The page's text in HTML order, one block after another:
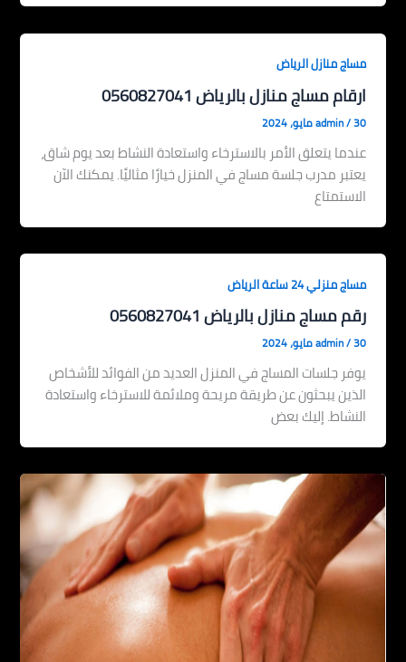
مساج منازل الرياض
ارقام مساج منازل بالرياض 0560827041
admin/30 مايو، 2024
عندما يتعلق الأمر بالاسترخاء واستعادة النشاط بعد يوم شاق،
يعتبر مدرب جلسة مساج في المنزل خيارًا مثاليًا. يمكنك الآن
الاستمتاع
مساج منزلي 24 ساعة الرياض
رقم مساج منازل بالرياض 0560827041
admin/30 مايو، 2024
يوفر جلسات المساج في المنزل العديد من الفوائد للأشخاص
الذين يبحثون عن طريقة مريحة وملائمة للاسترخاء واستعادة
النشاط. إليك بعض